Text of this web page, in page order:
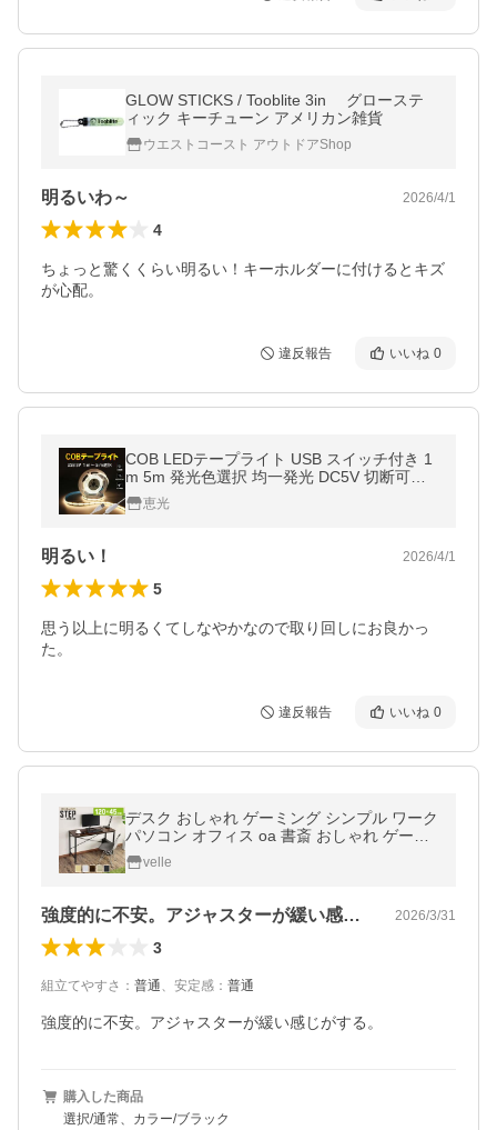
GLOW STICKS / Tooblite 3in グローステ
ィック キーチューン アメリカン雑貨
ウエストコースト アウトドアShop
明るいわ～ 2026/4/1
4
ちょっと驚くくらい明るい！キーホルダーに付けるとキズ
が心配。
違反報告 いいね 0
COB LEDテープライト USB スイッチ付き 1
m 5m 発光色選択 均一発光 DC5V 切断可能
間接照明 店舗照明 棚下照明 メール便限定送
料無料 SW-USB-COB-5M-X
恵光
明るい！ 2026/4/1
5
思う以上に明るくてしなやかなので取り回しにお良かっ
た。
違反報告 いいね 0
デスク おしゃれ ゲーミング シンプル ワーク
パソコン オフィス oa 書斎 おしゃれ ゲーミ
ング ステップ120x45 北欧 ドリス
velle
強度的に不安。アジャスターが緩い感じが… 2026/3/31
3
組立てやすさ ： 普通、 安定感 ： 普通
強度的に不安。アジャスターが緩い感じがする。
購入した商品
選択/通常、カラー/ブラック